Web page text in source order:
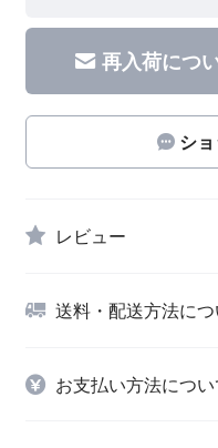
再入荷につ
シ
レビュー
送料・配送方法につ
お支払い方法につい